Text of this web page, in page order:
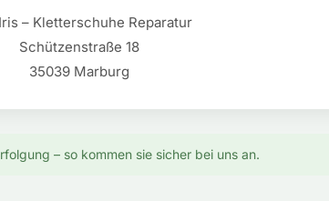
– Kletterschuhe Reparatur
Schützenstraße 18
35039 Marburg
– so kommen sie sicher bei uns an.